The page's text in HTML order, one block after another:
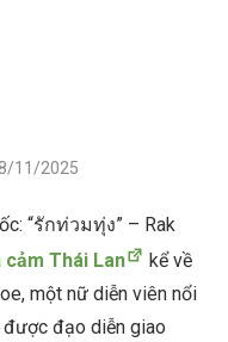
11/2025
“รักท่วมทุ่ง” – Rak
cảm Thái Lan
kể về
một nữ diễn viên nổi
đạo diễn giao